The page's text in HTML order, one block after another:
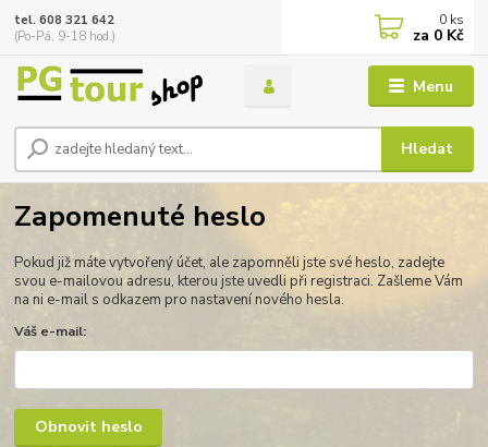
Menu
Hledat
tel. 608 321 642
(Po-Pá, 9-18 hod.)
0 ks
za 0 Kč
Zapomenuté heslo
Pokud již máte vytvořený účet, ale zapomněli jste své heslo, zadejte
svou e-mailovou adresu, kterou jste uvedli při registraci. Zašleme Vám
na ni e-mail s odkazem pro nastavení nového hesla.
Váš e-mail:
Obnovit heslo